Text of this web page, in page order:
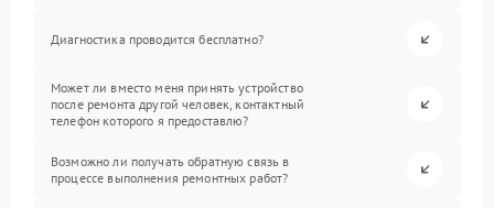
Диагностика проводится бесплатно?
Может ли вместо меня принять устройство
после ремонта другой человек, контактный
телефон которого я предоставлю?
Возможно ли получать обратную связь в
процессе выполнения ремонтных работ?